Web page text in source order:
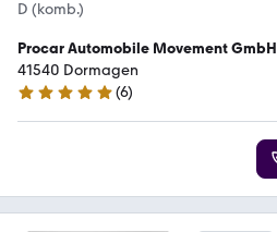
D (komb.)
Procar Automobile Movement GmbH
41540 Dormagen
5 Sterne
(6)